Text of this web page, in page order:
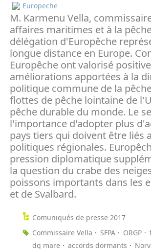
Europeche
M. Karmenu Vella,
affaires maritimes et à la
délégation d'Europêche
longue distance en Europe.
Europêche ont valorisé
améliorations apportées à la
politique commune de la
flottes de pêche lointaine de
pêche durable du monde. Le
l'importance d'adopter plus
pays tiers qui doivent être liés
politiques régionales.
pression diplomatique
la question du crabe des
poissons importants dans les
et de Svalbard.
Comuniqués de presse 2017
Commissaire Vella
SFPA ORGP
dg mare
accords dormants